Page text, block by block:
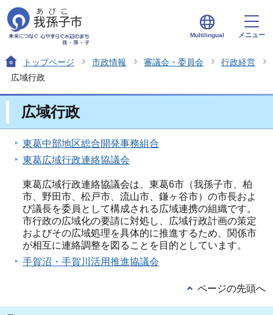
Multilingual メニュー
トップページ 市政情報 審議会・委員会
行政経営
広域行政
広域行政
東葛中部地区総合開発事務組合
東葛広域行政連絡協議会
東葛広域行政連絡協議会は、東葛6市（我孫子市、柏
市、野田市、松戸市、流山市、鎌ヶ谷市）の市長およ
び議長を委員として構成される広域連携の組織です。
市行政の広域化の要請に対処し、広域行政計画の策定
およびその広域処理を具体的に推進するため、関係市
が相互に連絡調整を図ることを目的としています。
手賀沼・手賀川活用推進協議会
ページの先頭へ